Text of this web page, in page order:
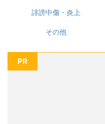
誹謗中傷・炎上
その他
PR